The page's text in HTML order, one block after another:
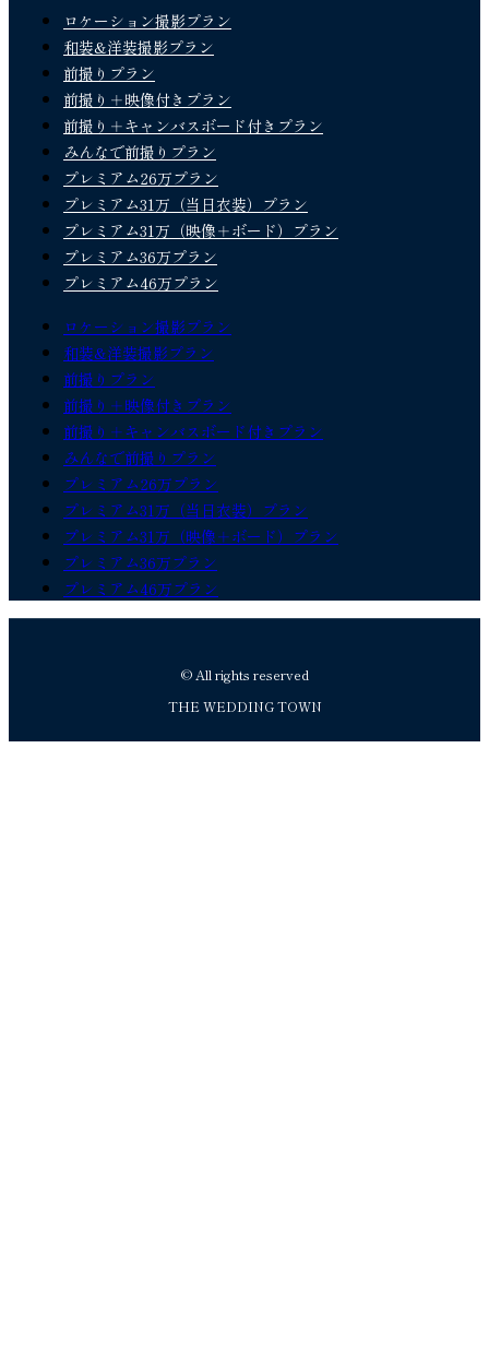
ロケーション撮影プラン
和装&洋装撮影プラン
前撮りプラン
前撮り＋映像付きプラン
前撮り＋キャンバスボード付きプラン
みんなで前撮りプラン
プレミアム26万プラン
プレミアム31万（当日衣装）プラン
プレミアム31万（映像＋ボード）プラン
プレミアム36万プラン
プレミアム46万プラン
ロケーション撮影プラン
和装&洋装撮影プラン
前撮りプラン
前撮り＋映像付きプラン
前撮り＋キャンバスボード付きプラン
みんなで前撮りプラン
プレミアム26万プラン
プレミアム31万（当日衣装）プラン
プレミアム31万（映像＋ボード）プラン
プレミアム36万プラン
プレミアム46万プラン
© All rights reserved
THE WEDDING TOWN